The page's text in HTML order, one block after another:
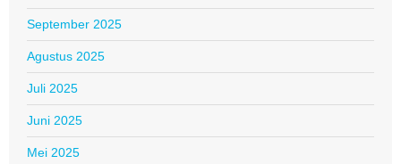
September 2025
Agustus 2025
Juli 2025
Juni 2025
Mei 2025